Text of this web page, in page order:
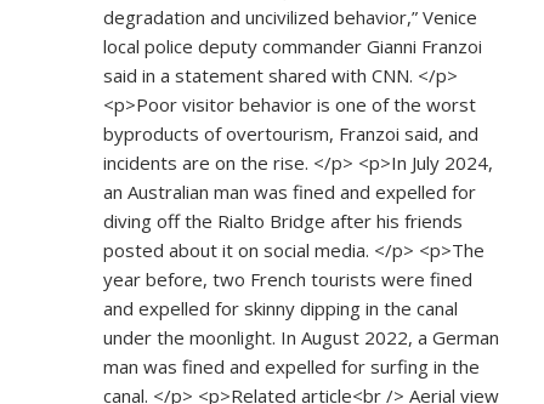
degradation and uncivilized behavior,” Venice
local police deputy commander Gianni Franzoi
said in a statement shared with CNN. </p>
<p>Poor visitor behavior is one of the worst
byproducts of overtourism, Franzoi said, and
incidents are on the rise. </p> <p>In July 2024,
an Australian man was fined and expelled for
diving off the Rialto Bridge after his friends
posted about it on social media. </p> <p>The
year before, two French tourists were fined
and expelled for skinny dipping in the canal
under the moonlight. In August 2022, a German
man was fined and expelled for surfing in the
canal. </p> <p>Related article<br /> Aerial view